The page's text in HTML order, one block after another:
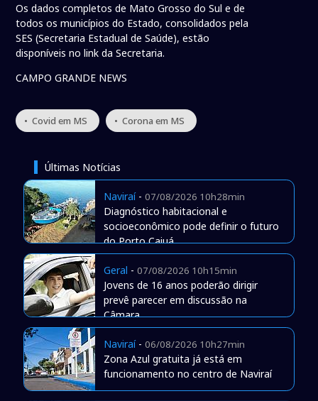
Os dados completos de Mato Grosso do Sul e de
todos os municípios do Estado, consolidados pela
SES (Secretaria Estadual de Saúde), estão
disponíveis no link da Secretaria.
CAMPO GRANDE NEWS
• Covid em MS • Corona em MS
Últimas Notícias
Naviraí- 07/08/2026 10h28min
Diagnóstico habitacional e
socioeconômico pode definir o futuro
do Porto Caiuá
Geral - 07/08/2026 10h15min
Jovens de 16 anos poderão dirigir
prevê parecer em discussão na
Câmara
Naviraí- 06/08/2026 10h27min
Zona Azul gratuita já está em
funcionamento no centro de Naviraí